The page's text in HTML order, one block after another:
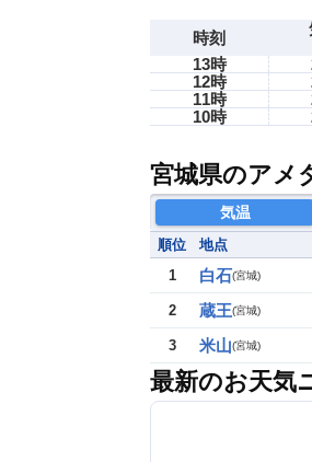
時刻
13時
12時
11時
10時
宮城県のアメ
気温
順位 地点
1
白石(宮城)
2 蔵王(宮城)
3 米山(宮城)
最新のお天気